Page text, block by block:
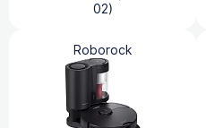
02)
Roborock